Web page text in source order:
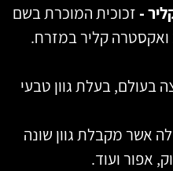
-זכוכית המוכרת בשם
ואקסטרה קליר במזרח.
בעולם, בעלת גוון טבעי
אשר מקבלת גוון שונה
אפור ועוד.